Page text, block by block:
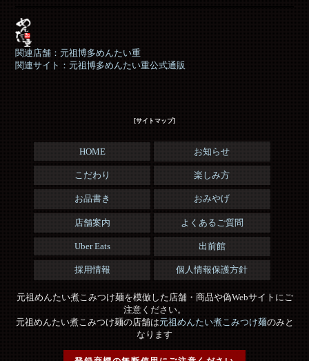
関連店舗：元祖博多めんたい重
関連サイト：元祖博多めんたい重公式通販
[サイトマップ]
HOME お知らせ
こだわり 楽しみ方
お品書き おみやげ
店舗案内 よくあるご質問
Uber Eats 出前館
採用情報 個人情報保護方針
元祖めんたい煮こみつけ麺を模倣した店舗・商品や偽Webサイトにご
注意ください。
元祖めんたい煮こみつけ麺の店舗は元祖めんたい煮こみつけ麺のみと
なります